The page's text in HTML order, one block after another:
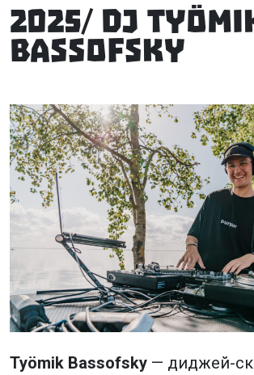
2025/ DJ
Bassofsky
Työmik Bassofsky — диджей-